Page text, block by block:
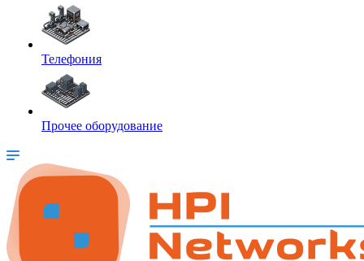
Телефония
Прочее оборудование